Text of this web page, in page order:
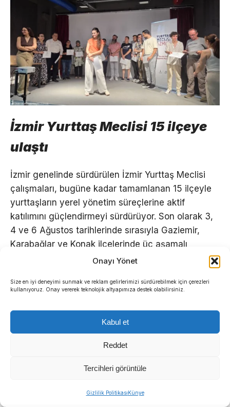
Onayı Yönet
Size en iyi deneyimi sunmak ve reklam gelirlerimizi sürdürebilmek için çerezleri
kullanıyoruz. Onay vererek teknolojik altyapımıza destek olabilirsiniz.
Kabul et
Reddet
Tercihleri görüntüle
Gizlilik PolitikasıKünye
İzmir Yurttaş Meclisi 15 ilçeye
ulaştı
İzmir genelinde sürdürülen İzmir Yurttaş Meclisi
çalışmaları, bugüne kadar tamamlanan 15 ilçeyle
yurttaşların yerel yönetim süreçlerine aktif
katılımını güçlendirmeyi sürdürüyor. Son olarak 3,
4 ve 6 Ağustos tarihlerinde sırasıyla Gaziemir,
Karabağlar ve Konak ilçelerinde üç aşamalı
çalışma gerçekleştirildi.
Programın ilk gününde katılımcılara Yurttaş
Yaşamak”, “Demokrasi ve İnsan Hakları” ile
“Anayasa, Yurttaşlık ve Müzakereci Demokrasi”